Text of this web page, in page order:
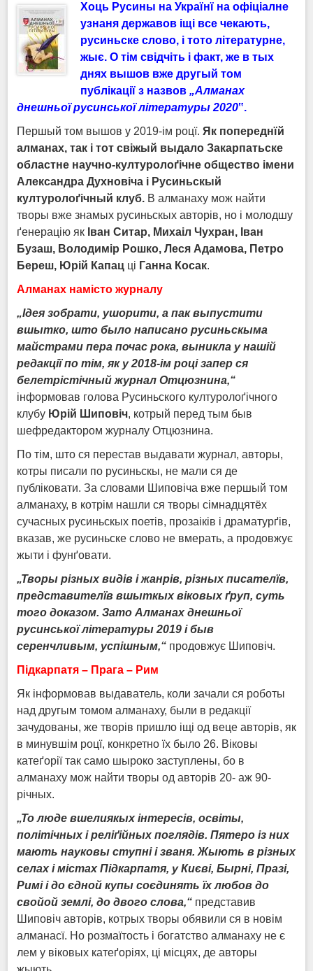
Хоць Русины на Українїна офіціалне
узнаня державов іщі все чекають,
русиньске слово, і тото літературне,
жыє. О тім свідчіть і факт, же в тых
днях вышов вже другый том
публікації з назвов „Алманах
днешньої русинської літературы 2020‟.
Першый том вышов у 2019-ім роцї. Як попереднїй
алманах, так і тот свіжый выдало Закарпатьске
областне научно-културолоґічне общество імени
Александра Духновіча і Русиньскый
културолоґічный клуб. В алманаху мож найти
творы вже знамых русиньскых авторів, но і молодшу
ґенерацію як Іван Ситар, Михаіл Чухран, Іван
Бузаш, Володимір Рошко, Леся Адамова, Петро
Береш, Юрій Капац ці Ганна Косак.
Алманах намісто журналу
„Ідея зобрати, ушорити, а пак выпустити
вшытко, што было написано русиньскыма
майстрами пера почас рока, выникла у нашій
редакції по тім, як у 2018-ім році запер ся
белетрістічный журнал Отцюзнина,“
інформовав голова Русиньского културолоґічного
клубу Юрій Шиповіч, котрый перед тым быв
шефредактором журналу Отцюзнина.
По тім, што ся перестав выдавати журнал, авторы,
котры писали по русиньскы, не мали ся де
публіковати. За словами Шиповіча вже першый том
алманаху, в котрім нашли ся творы сімнадцятёх
сучасных русиньскых поетів, прозаіків і драматурґів,
вказав, же русиньске слово не вмерать, а продовжує
жыти і фунґовати.
„Творы різных видів і жанрів, різных писателїв,
представителїв вшыткых віковых ґруп, суть
того доказом. Зато Алманах днешньої
русинської літературы 2019 і быв
серенчливым, успішным,“продовжує Шиповіч.
Підкарпатя – Прага – Рим
Як інформовав выдаватель, коли зачали ся роботы
над другым томом алманаху, были в редакції
зачудованы, же творів пришло іщі од веце авторів, як
в минувшім роцї, конкретно їх было 26. Віковы
катеґорії так само шыроко заступлены, бо в
алманаху мож найти творы од авторів 20- аж 90-
річных.
„То люде вшелиякых інтересів, освіты,
політічных і реліґійных поглядів. Пятеро із них
мають науковы ступні і званя. Жыють в різных
селах і містах Підкарпатя, у Києві, Бырні, Празі,
Римі і до єдной купы соєдинять їх любов до
свойой землі, до двого слова,“ представив
Шиповіч авторів, котрых творы обявили ся в новім
алманасї. Но розмаїтость і богатство алманаху не є
лем у віковых катеґоріях, ці місцях, де авторы